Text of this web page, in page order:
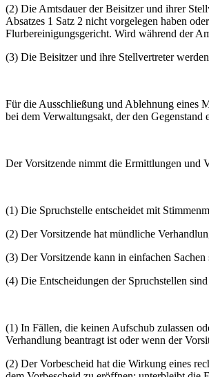
(2) Die Amtsdauer der Beisitzer und ihrer
Absatzes 1 Satz 2 nicht vorgelegen haben
Flurbereinigungsgericht. Wird während der
(3) Die Beisitzer und ihre Stellvertreter
Für die Ausschließung und Ablehnung eines
bei dem Verwaltungsakt, der den
Der Vorsitzende nimmt die Ermittlungen und
(1) Die Spruchstelle entscheidet mit
(2) Der Vorsitzende hat mündliche
(3) Der Vorsitzende kann in einfachen
(4) Die Entscheidungen der Spruchstellen
(1) In Fällen, die keinen Aufschub zulassen
Verhandlung beantragt ist oder wenn der
(2) Der Vorbescheid hat die Wirkung eines